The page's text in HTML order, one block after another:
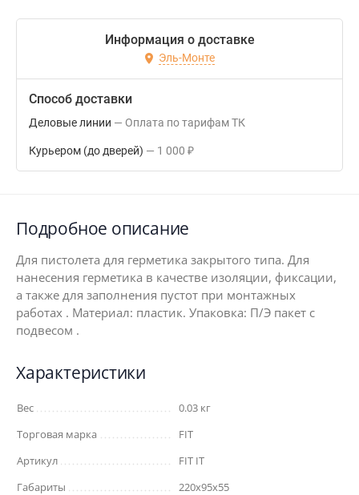
Информация о доставке
Эль-Монте
Способ доставки
Деловые линии Оплата по тарифам ТК
Курьером (до дверей) 1 000 ₽
Подробное описание
Для пистолета для герметика закрытого типа. Для
нанесения герметика в качестве изоляции, фиксации,
а также для заполнения пустот при монтажных
работах . Материал: пластик. Упаковка: П/Э пакет с
подвесом .
Характеристики
Вес
0.03 кг
Торговая марка
FIT
Артикул
FIT IT
Габариты
220x95x55